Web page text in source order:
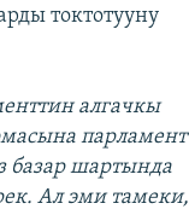
токтотууну
алгачкы
парламент
базар шартында
Ал эми тамеки,